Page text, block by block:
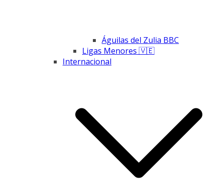
Águilas del Zulia BBC
Ligas Menores 🇻🇪
Internacional